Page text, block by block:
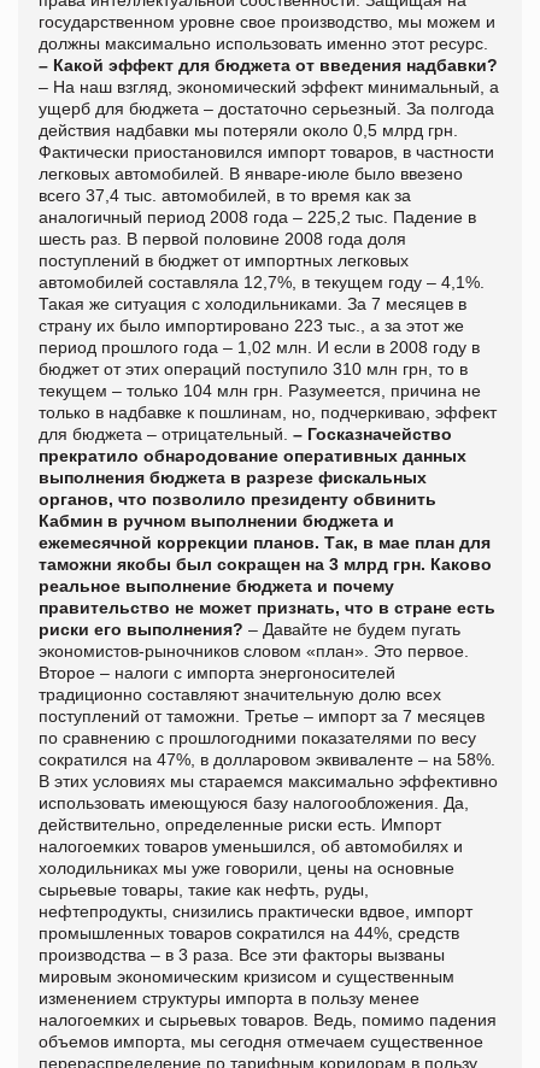
государственном уровне свое производство, мы можем и
должны максимально использовать именно этот ресурс.
– Какой эффект для бюджета от введения надбавки?
– На наш взгляд, экономический эффект минимальный, а
ущерб для бюджета – достаточно серьезный. За полгода
действия надбавки мы потеряли около 0,5 млрд грн.
Фактически приостановился импорт товаров, в частности
легковых автомобилей. В январе-июле было ввезено
всего 37,4 тыс. автомобилей, в то время как за
аналогичный период 2008 года – 225,2 тыс. Падение в
шесть раз. В первой половине 2008 года доля
поступлений в бюджет от импортных легковых
автомобилей составляла 12,7%, в текущем году – 4,1%.
Такая же ситуация с холодильниками. За 7 месяцев в
страну их было импортировано 223 тыс., а за этот же
период прошлого года – 1,02 млн. И если в 2008 году в
бюджет от этих операций поступило 310 млн грн, то в
текущем – только 104 млн грн. Разумеется, причина не
только в надбавке к пошлинам, но, подчеркиваю, эффект
для бюджета – отрицательный. – Госказначейство
прекратило обнародование оперативных данных
выполнения бюджета в разрезе фискальных
органов, что позволило президенту обвинить
Кабмин в ручном выполнении бюджета и
ежемесячной коррекции планов. Так, в мае план для
таможни якобы был сокращен на 3 млрд грн. Каково
реальное выполнение бюджета и почему
правительство не может признать, что в стране есть
риски его выполнения? – Давайте не будем пугать
экономистов-рыночников словом «план». Это первое.
Второе – налоги с импорта энергоносителей
традиционно составляют значительную долю всех
поступлений от таможни. Третье – импорт за 7 месяцев
по сравнению с прошлогодними показателями по весу
сократился на 47%, в долларовом эквиваленте – на 58%.
В этих условиях мы стараемся максимально эффективно
использовать имеющуюся базу налогообложения. Да,
действительно, определенные риски есть. Импорт
налогоемких товаров уменьшился, об автомобилях и
холодильниках мы уже говорили, цены на основные
сырьевые товары, такие как нефть, руды,
нефтепродукты, снизились практически вдвое, импорт
промышленных товаров сократился на 44%, средств
производства – в 3 раза. Все эти факторы вызваны
мировым экономическим кризисом и существенным
изменением структуры импорта в пользу менее
налогоемких и сырьевых товаров. Ведь, помимо падения
объемов импорта, мы сегодня отмечаем существенное
перераспределение по тарифным коридорам в пользу